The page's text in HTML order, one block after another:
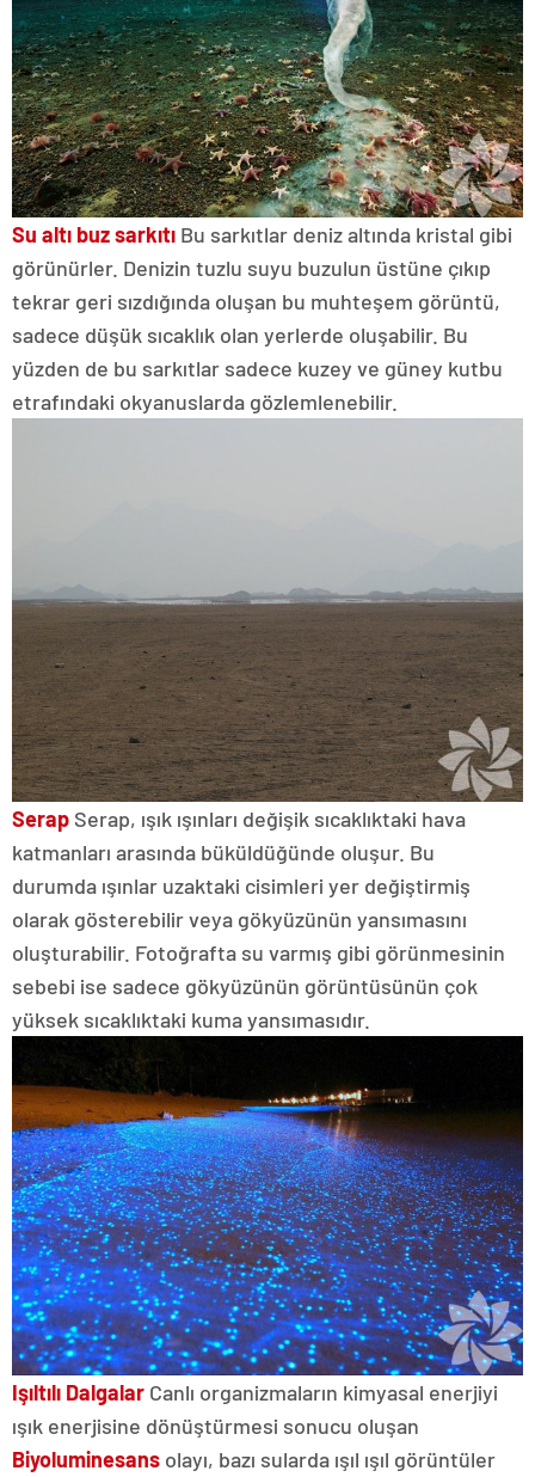
Su altı buz sarkıtı Bu sarkıtlar deniz altında kristal gibi
görünürler. Denizin tuzlu suyu buzulun üstüne çıkıp
tekrar geri sızdığında oluşan bu muhteşem görüntü,
sadece düşük sıcaklık olan yerlerde oluşabilir. Bu
yüzden de bu sarkıtlar sadece kuzey ve güney kutbu
etrafındaki okyanuslarda gözlemlenebilir.
Serap Serap, ışık ışınları değişik sıcaklıktaki hava
katmanları arasında büküldüğünde oluşur. Bu
durumda ışınlar uzaktaki cisimleri yer değiştirmiş
olarak gösterebilir veya gökyüzünün yansımasını
oluşturabilir. Fotoğrafta su varmış gibi görünmesinin
sebebi ise sadece gökyüzünün görüntüsünün çok
yüksek sıcaklıktaki kuma yansımasıdır.
Işıltılı Dalgalar Canlı organizmaların kimyasal enerjiyi
ışık enerjisine dönüştürmesi sonucu oluşan
Biyoluminesans olayı, bazı sularda ışıl ışıl görüntüler